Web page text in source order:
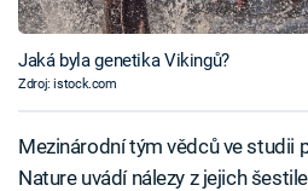
Jaká byla genetika Vikingů?
Zdroj: istock.com
Mezinárodní tým vědců ve studii
Nature uvádí nálezy z jejich